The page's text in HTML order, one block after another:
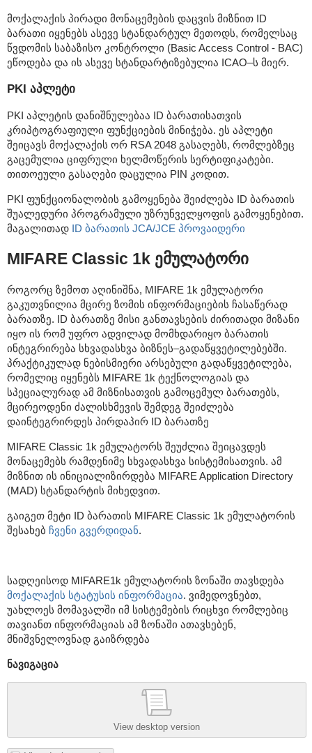
მოქალაქის პირადი მონაცემების დაცვის მიზნით ID
ბარათი იყენებს ასევე სტანდარტულ მეთოდს, რომელსაც
წვდომის საბაზისო კონტროლი (Basic Access Control - BAC)
ეწოდება და ის ასევე სტანდარტიზებულია ICAO–ს მიერ.
PKI აპლეტი
PKI აპლეტის დანიშნულებაა ID ბარათისათვის
კრიპტოგრაფიული ფუნქციების მინიჭება. ეს აპლეტი
შეიცავს მოქალაქის ორ RSA 2048 გასაღებს, რომლებზეც
გაცემულია ციფრული ხელმოწერის სერტიფიკატები.
თითოეული გასაღები დაცულია PIN კოდით.
PKI ფუნქციონალობის გამოყენება შეიძლება ID ბარათის
შუალედური პროგრამული უზრუნველყოფის გამოყენებით.
მაგალითად ID ბარათის JCA/JCE პროვაიდერი
MIFARE Classic 1k ემულატორი
როგორც ზემოთ აღინიშნა, MIFARE 1k ემულატორი
გაკუთვნილია მცირე ზომის ინფორმაციების ჩასაწერად
ბარათზე. ID ბარათზე მისი განთავსების ძირითადი მიზანი
იყო ის რომ უფრო ადვილად მომხდარიყო ბარათის
ინტეგრირება სხვადასხვა ბიზნეს–გადაწყვეტილებებში.
პრაქტიკულად ნებისმიერი არსებული გადაწყვეტილება,
რომელიც იყენებს MIFARE 1k ტექნოლოგიას და
სპეციალურად ამ მიზნისათვის გამოცემულ ბარათებს,
მცირეოდენი ძალისხმევის შემდეგ შეიძლება
დაინტეგრირდეს პირდაპირ ID ბარათზე
MIFARE Classic 1k ემულატორს შეუძლია შეიცავდეს
მონაცემებს რამდენიმე სხვადასხვა სისტემისათვის. ამ
მიზნით ის ინიციალიზირდება MIFARE Application Directory
(MAD) სტანდარტის მიხედვით.
გაიგეთ მეტი ID ბარათის MIFARE Classic 1k ემულატორის
შესახებ ჩვენი გვერდიდან.
სადღეისოდ MIFARE1k ემულატორის ზონაში თავსდება
მოქალაქის სტატუსის ინფორმაცია. ვიმედოვნებთ,
უახლოეს მომავალში იმ სისტემების რიცხვი რომლებიც
თავიანთ ინფორმაციას ამ ზონაში ათავსებენ,
მნიშვნელოვნად გაიზრდება
ნავიგაცია
View desktop version